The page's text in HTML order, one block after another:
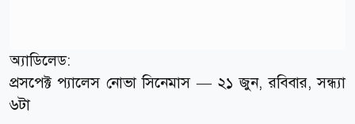
অ্যাডিলেড:
প্রসপেক্ট প্যালেস নোভা সিনেমাস — ২১ জুন, রবিবার, সন্ধ্যা
৬টা